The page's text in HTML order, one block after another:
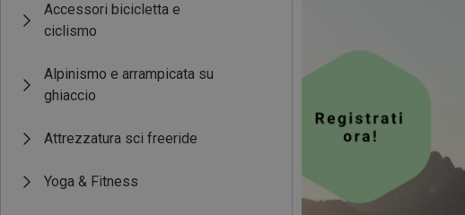
Accessori bicicletta e
ciclismo
Alpinismo e arrampicata su
ghiaccio
Attrezzatura sci freeride
Yoga & Fitness